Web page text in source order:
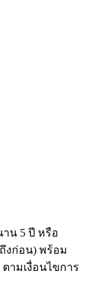
น 5 ปี หรือ
งก่อน) พร้อม
ามเงื่อนไขการ